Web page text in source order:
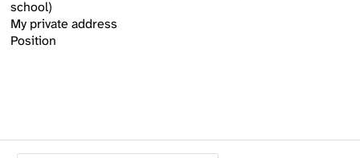
school)
My private address
Position